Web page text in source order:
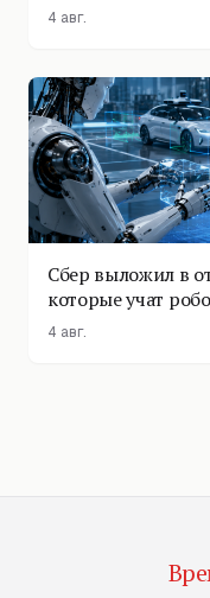
4 авг.
Сбер выложил в
которые учат
4 авг.